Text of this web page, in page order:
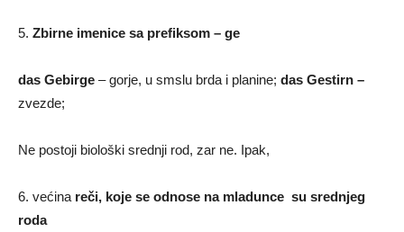
5. Zbirne imenice sa prefiksom – ge
das Gebirge – gorje, u smslu brda i planine; das Gestirn –
zvezde;
Ne postoji biološki srednji rod, zar ne. Ipak,
6. većina reči, koje se odnose na mladunce su srednjeg
roda